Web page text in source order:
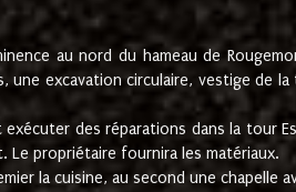
au nord du hameau de
excavation circulaire, vestige de
exécuter des réparations dans la tour
Le propriétaire fournira les matériaux.
la cuisine, au second une chapelle